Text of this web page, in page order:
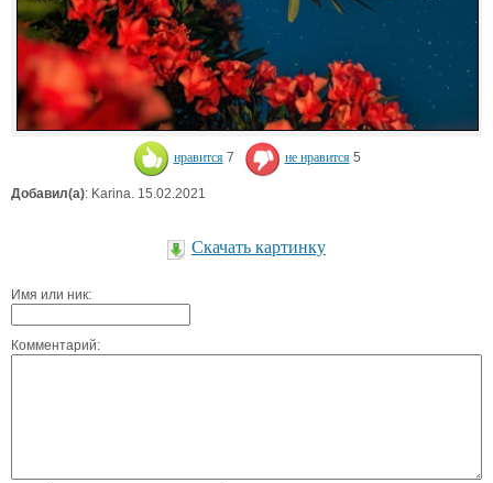
нравится 7 не нравится 5
Добавил(а): Karina. 15.02.2021
Скачать картинку
Имя или ник:
Комментарий: